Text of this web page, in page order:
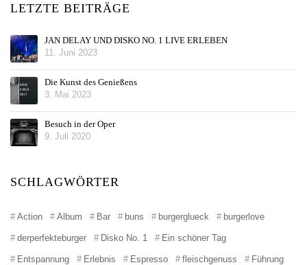
LETZTE BEITRÄGE
JAN DELAY UND DISKO NO. 1 LIVE ERLEBEN
11. Juni 2023
Die Kunst des Genießens
3. Mai 2023
Besuch in der Oper
9. Juli 2020
SCHLAGWÖRTER
Action Album Bar buns burgerglueck burgerlove
derperfekteburger Disko No. 1 Ein schöner Tag
Entspannung Erlebnis Espresso fleischgenuss Führung